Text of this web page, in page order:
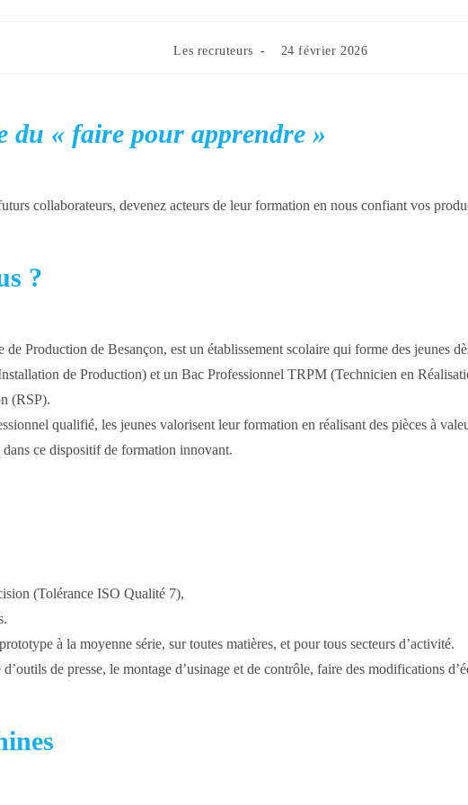
Post
Les recruteurs
Publication
24 février 2026
du « faire pour apprendre »
collaborateurs, devenez acteurs de leur formation en nous confiant vos
?
Production de Besançon, est un établissement scolaire qui forme des jeunes
de Production) et un Bac Professionnel TRPM (Technicien en
(RSP).
qualifié, les jeunes valorisent leur formation en réalisant des pièces à
ce dispositif de formation innovant.
(Tolérance ISO Qualité 7),
à la moyenne série, sur toutes matières, et pour tous secteurs d’activité.
de presse, le montage d’usinage et de contrôle, faire des modifications